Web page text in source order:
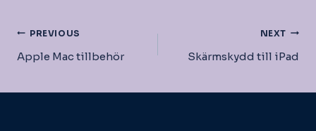
Inläggsnavigering
PREVIOUS
Apple Mac tillbehör
NEXT
Skärmskydd till iPad